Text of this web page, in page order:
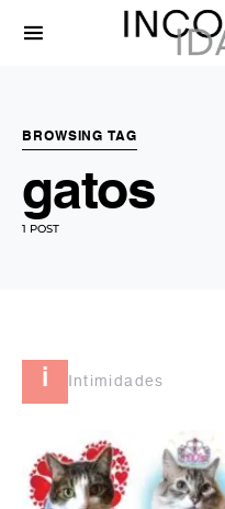
BROWSING TAG
gatos
1 POST
i Intimidades